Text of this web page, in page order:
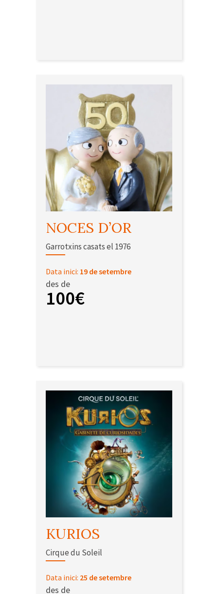
NOCES D’OR
Garrotxins casats el 1976
Data inici: 19 de setembre
des de
100€
KURIOS
Cirque du Soleil
Data inici: 25 de setembre
des de